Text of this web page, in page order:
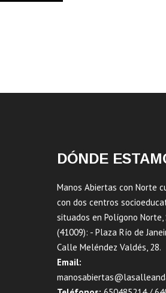
DÓNDE
Manos Abiertas con Norte
con dos centros
situados en Polígono
(41009): - Plaza Río de
Calle Meléndez Valdés, 28.
Email: